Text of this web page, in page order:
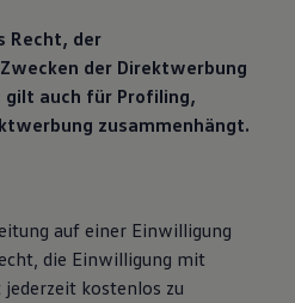
Recht, der
der Direktwerbung
gilt auch für Profiling,
zusammenhängt.
auf einer Einwilligung
die Einwilligung mit
kostenlos zu